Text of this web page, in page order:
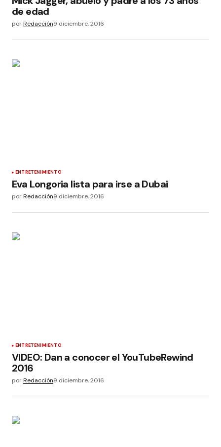
de edad
porRedacción9 diciembre, 2016
ENTRETENIMIENTO
Eva Longoria lista para irse a Dubai
porRedacción9 diciembre, 2016
ENTRETENIMIENTO
VIDEO: Dan a conocer el YouTubeRewind
2016
porRedacción9 diciembre, 2016